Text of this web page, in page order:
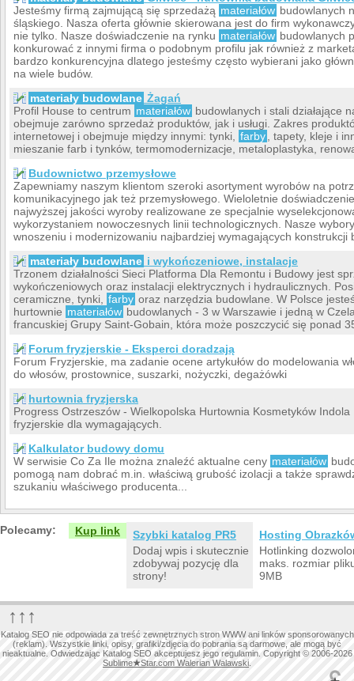
Jesteśmy firmą zajmującą się sprzedażą materiałów budowlanych
śląskiego. Nasza oferta głównie skierowana jest do firm
nie tylko. Nasze doświadczenie na rynku materiałów budowlanych
konkurować z innymi firma o podobnym profilu jak również z
bardzo konkurencyjna dlatego jesteśmy często wybierani jako
na wiele budów.
materiały budowlane Żagań
Profil House to centrum materiałów budowlanych i stali działające
obejmuje zarówno sprzedaż produktów, jak i usługi. Zakres
internetowej i obejmuje między innymi: tynki,
farby
, tapety, kleje i
mieszanie farb i tynków, termomodernizacje, metaloplastyka,
Budownictwo przemysłowe
Zapewniamy naszym klientom szeroki asortyment wyrobów na
komunikacyjnego jak też przemysłowego. Wieloletnie
najwyższej jakości wyroby realizowane ze specjalnie
wykorzystaniem nowoczesnych linii technologicznych. Nasze
wnoszeniu i modernizowaniu najbardziej wymagających konstrukcji
materiały budowlane i wykończeniowe, instalacje
Trzonem działalności Sieci Platforma Dla Remontu i Budowy jest
wykończeniowych oraz instalacji elektrycznych i hydraulicznych.
ceramiczne, tynki,
farby oraz narzędzia budowlane. W Polsce
hurtownie materiałów budowlanych - 3 w Warszawie i jedną w
francuskiej Grupy Saint-Gobain, która może poszczycić się ponad
Forum fryzjerskie - Eksperci doradzają
Forum Fryzjerskie, ma zadanie ocene artykułów do modelowania
do włosów, prostownice, suszarki, nożyczki, degażówki
hurtownia fryzjerska
Progress Ostrzeszów - Wielkopolska Hurtownia Kosmetyków
fryzjerskie dla wymagających.
Kalkulator budowy domu
W serwisie Co Za Ile można znaleźć aktualne ceny materiałów
pomogą nam dobrać m.in. właściwą grubość izolacji a także
szukaniu właściwego producenta...
Polecamy: Kup link
Szybki katalog PR5
Dodaj wpis i skutecznie
zdobywaj pozycję dla
strony!
Hosting
Hotlinking
maks. rozmiar
9MB
↑↑↑
Katalog SEO nie odpowiada za treść zewnętrznych stron WWW ani linków sponsorowanych
(reklam). Wszystkie linki, opisy, grafiki/zdjęcia do pobrania są darmowe, ale mogą być
nieaktualne. Odwiedzając Katalog SEO akceptujesz jego regulamin. Copyright © 2006-2026
Sublime★Star.com Walerian Walawski